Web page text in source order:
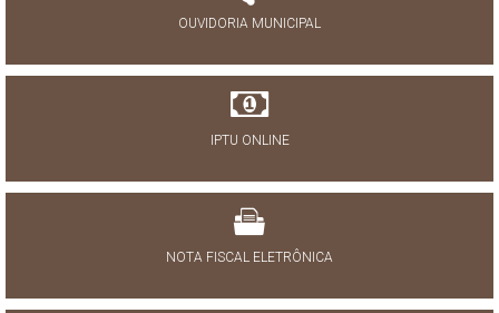
OUVIDORIA MUNICIPAL
IPTU ONLINE
NOTA FISCAL ELETRÔNICA